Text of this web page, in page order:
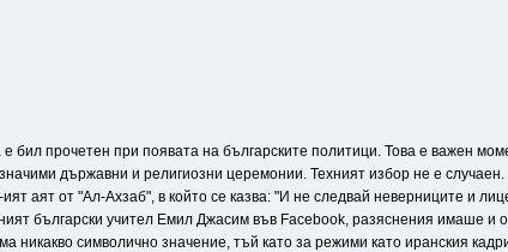
бил прочетен при появата на българските политици. Това е важен
държавни и религиозни церемонии. Техният избор не е случаен.
аят от "Ал-Ахзаб", в който се казва: "И не следвай неверниците и
български учител Емил Джасим във Facebook, разяснения имаше и
никакво символично значение, тъй като за режими като иранския